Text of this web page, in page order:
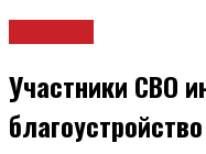
Участники СВО